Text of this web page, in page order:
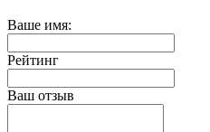
Ваше имя:
Рейтинг
Ваш отзыв